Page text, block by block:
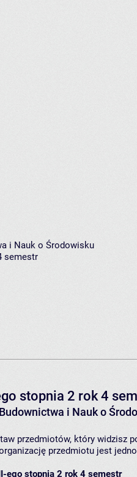
i Nauk o Środowisku
semestr
stopnia 2 rok 4
i Nauk o
przedmiotów, który widzisz
przedmiotu jest
ego stopnia 2 rok 4 semestr